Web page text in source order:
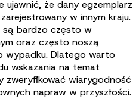
że dany egzemplarz
w innym kraju.
są bardzo często w
oraz często noszą
wypadku. Dlatego warto
wskazania na temat
zweryfikować wiarygodność
napraw w przyszłości.